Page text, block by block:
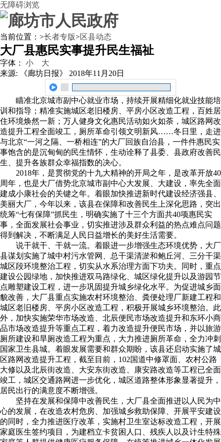
无障碍浏览
当前位置： >长者专版>区县动态
大厂县惠民实事提升民生福祉
字体： 小
大
来源: 《廊坊日报》
2018年11月20日
瞄准北京城市副中心就业市场，持续开展精细化就业技能培
训和指导；精准实施城区老旧楼房、平房小区改造工程，百姓居
住环境焕然一新；万人健身文化惠民活动如火如荼，城区路网改
造提升工程全面竣工，厕所革命引领文明新风……冬日里，走进
与北京“一河之隔、一桥相连”的大厂回族自治县，一件件惠民实
事饱含的是沉甸甸的民生情怀，生动诠释了县委、县政府改善民
生、提升各族群众幸福指数的决心。
2018年，是贯彻党的十九大精神的开局之年，是改革开放40
周年，也是大厂借势北京城市副中心大发展、大建设，率先全面
建成小康社会的关键之年。着眼加快推进新时代建设经济强县、
美丽大厂，今年以来，该县在保障和改善民生上深化思路，突出
统筹“七有保障”抓民生，明确实施了十三个方面共40项惠民实
事，全面发展社会事业，切实推进涉及群众利益的热点难点问题
得到解决，不断满足人民日益增长的美好生活需要。
说干就干、干就一流。着眼进一步增强生态环境优势，大厂
县谋划实施了城中村污水管网、总干渠清淤和鲍丘河、三分干渠
城区段环境整治工程，切实从水系治理方面下功夫。同时，重点
建设公园绿地，加快推进双马路绿化、城区绿化提升以及游园节
点雕塑建设工程，进一步巩固提升城乡绿化水平。为促进城乡面
貌改善，大厂县重点实施农村环境整治、粪便处理厂新建工程和
城区老旧楼房、平房小区改造工程，积极开展城乡环境整治。此
外，加快实施荣华市场改造、北辰便民市场改造提升和东环小商
品市场改造提升等重点工程，着力改造提升便民市场，并以旅游
厕所建设和旱厕改造工程为重点，大力推进厕所革命，全力冲刺
国家卫生县城。着眼发展需要和群众期盼，该县还启动实施了城
区路网改造提升工程，截至目前，102国道中修罩面、农村公路
大修以及北辰街改造、大安东街改造、康安路改造等工程已全面
竣工，城区交通路网进一步优化，城区道路整体形象显著提升，
居民出行的满意度不断增强。
坚持在发展和保障中改善民生，大厂县全面推进以人民为中
心的发展，在改造农村危房、加强城乡救助保障、开展平安建设
的同时，全力推进医疗改革，实施村卫生室达标改造工程，开展
家庭医生签约项目，为建档立卡贫困人口、残疾人以及计生特殊